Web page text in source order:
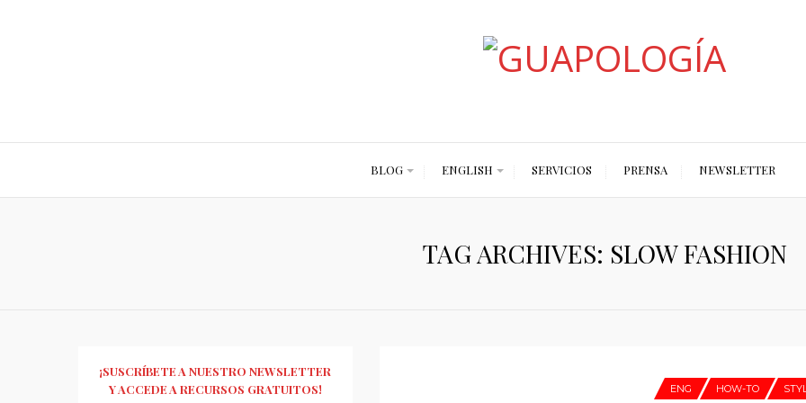
BLOG ENGLISH SERVICIOS PRENSA NEWSLETTER
TAG ARCHIVES: SLOW FASHION
ENG HOW-TO
¡SUSCRÍBETE A NUESTRO NEWSLETTER
Y ACCEDE A RECURSOS GRATUITOS!